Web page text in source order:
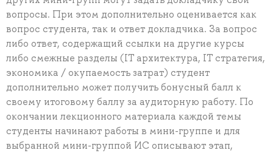
вопросы. При этом дополнительно оценивается как
вопрос студента, так и ответ докладчика. За вопрос
либо ответ, содержащий ссылки на другие курсы
либо смежные разделы (IT архитектура, IT стратегия,
экономика / окупаемость затрат) студент
дополнительно может получить бонусный балл к
своему итоговому баллу за аудиторную работу. По
окончании лекционного материала каждой темы
студенты начинают работы в мини-группе и для
выбранной мини-группой ИС описывают этап,